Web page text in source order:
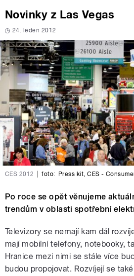
Novinky z Las Vegas
24. leden 2012
CES 2012 foto: Press kit,CES -
Po roce se opět věnujeme
trendům v oblasti spotřební
Televizory se nemají kam dál
mají mobilní telefony, notebooky,
Hranice mezi nimi se stále více
budou propojovat. Rozvíjejí se